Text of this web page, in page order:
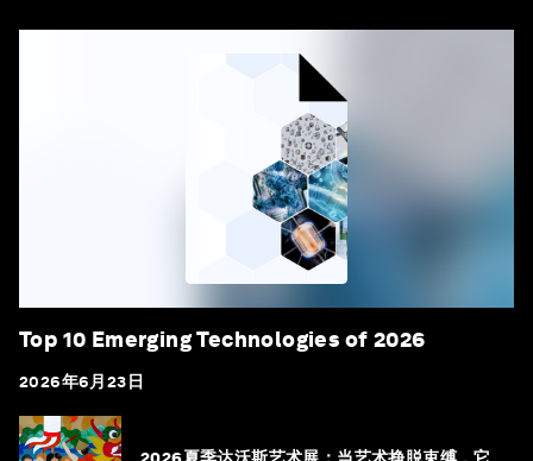
Top 10 Emerging Technologies of 2026
2026年6月23日